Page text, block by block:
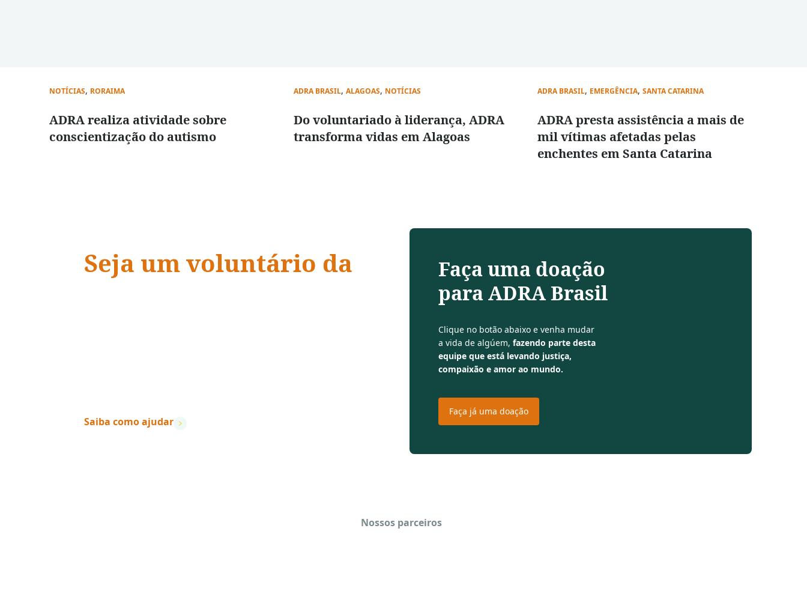
NOTÍCIAS, RORAIMA
ADRA realiza atividade sobre
conscientização do autismo
ADRA BRASIL, ALAGOAS, NOTÍCIAS
Do voluntariado à liderança, ADRA
transforma vidas em Alagoas
ADRA BRASIL, EMERGÊNCIA,SANTA CATARINA
ADRA presta assistência a mais de
mil vítimas afetadas pelas
enchentes em Santa Catarina
Seja um voluntário da
Saiba como ajudar
Faça uma doação
para ADRA Brasil
Clique no botão abaixo e venha mudar
a vida de algúem, fazendo parte desta
equipe que está levando justiça,
compaixão e amor ao mundo.
Faça já uma doação
Nossos parceiros